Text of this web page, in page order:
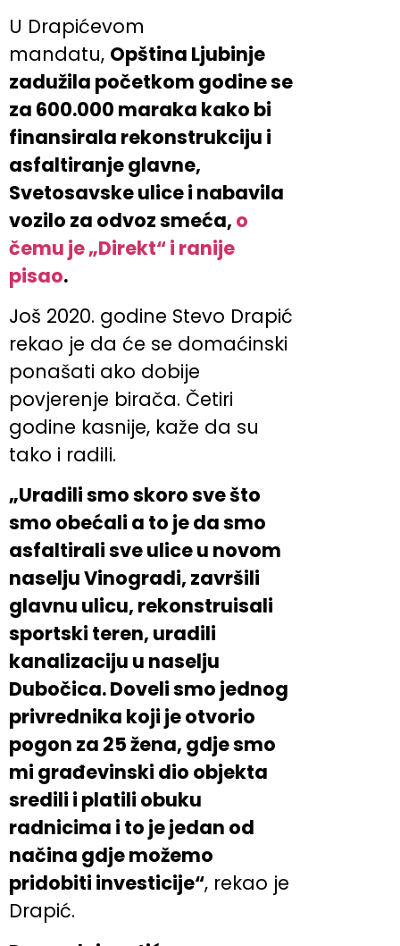
U Drapićevom
mandatu, Opština Ljubinje
zadužila početkom godine se
za 600.000 maraka kako bi
finansirala rekonstrukciju i
asfaltiranje glavne,
Svetosavske ulice i nabavila
vozilo za odvoz smeća, o
čemu je „Direkt“ i ranije
pisao.
Još 2020. godine Stevo Drapić
rekao je da će se domaćinski
ponašati ako dobije
povjerenje birača. Četiri
godine kasnije, kaže da su
tako i radili.
„Uradili smo skoro sve što
smo obećali a to je da smo
asfaltirali sve ulice u novom
naselju Vinogradi, završili
glavnu ulicu, rekonstruisali
sportski teren, uradili
kanalizaciju u naselju
Dubočica. Doveli smo jednog
privrednika koji je otvorio
pogon za 25 žena, gdje smo
mi građevinski dio objekta
sredili i platili obuku
radnicima i to je jedan od
načina gdje možemo
pridobiti investicije“, rekao je
Drapić.